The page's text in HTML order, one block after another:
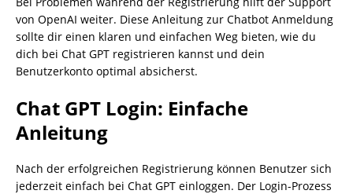
von OpenAI weiter. Diese Anleitung zur Chatbot Anmeldung
sollte dir einen klaren und einfachen Weg bieten, wie du
dich bei Chat GPT registrieren kannst und dein
Benutzerkonto optimal absicherst.
Chat GPT Login: Einfache
Anleitung
Nach der erfolgreichen Registrierung können Benutzer sich
jederzeit einfach bei Chat GPT einloggen. Der Login-Prozess